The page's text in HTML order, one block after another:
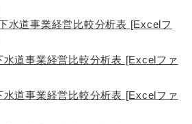
水道事業経営比較分析表 [Excelフ
水道事業経営比較分析表 [Excelファ
水道事業経営比較分析表 [Excelファ